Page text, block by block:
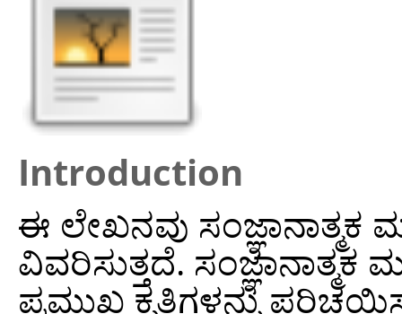
Introduction
ಈ ಲೇಖನವು ಸಂಜ್ಞಾನಾತ್ಮಕ
ವಿವರಿಸುತ್ತದೆ.
ಪ್ರಮುಖ ಕೃತಿಗಳನ್ನು